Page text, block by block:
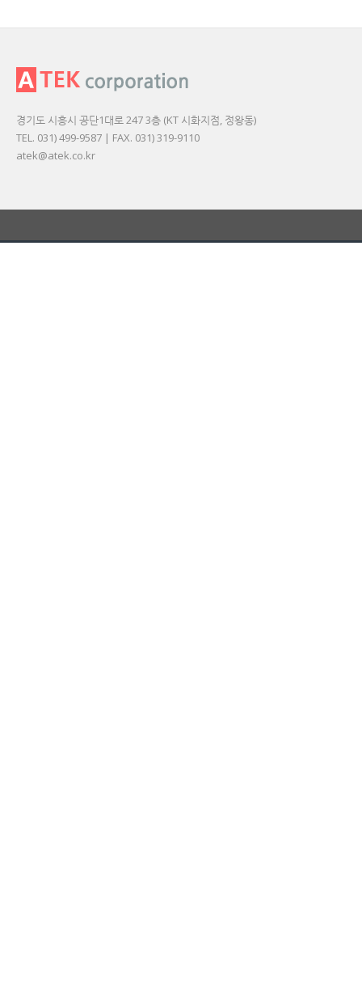
경기도 시흥시 공단1대로 247 3층 (KT 시화지점, 정왕동)
TEL. 031) 499-9587 | FAX. 031) 319-9110
atek@atek.co.kr